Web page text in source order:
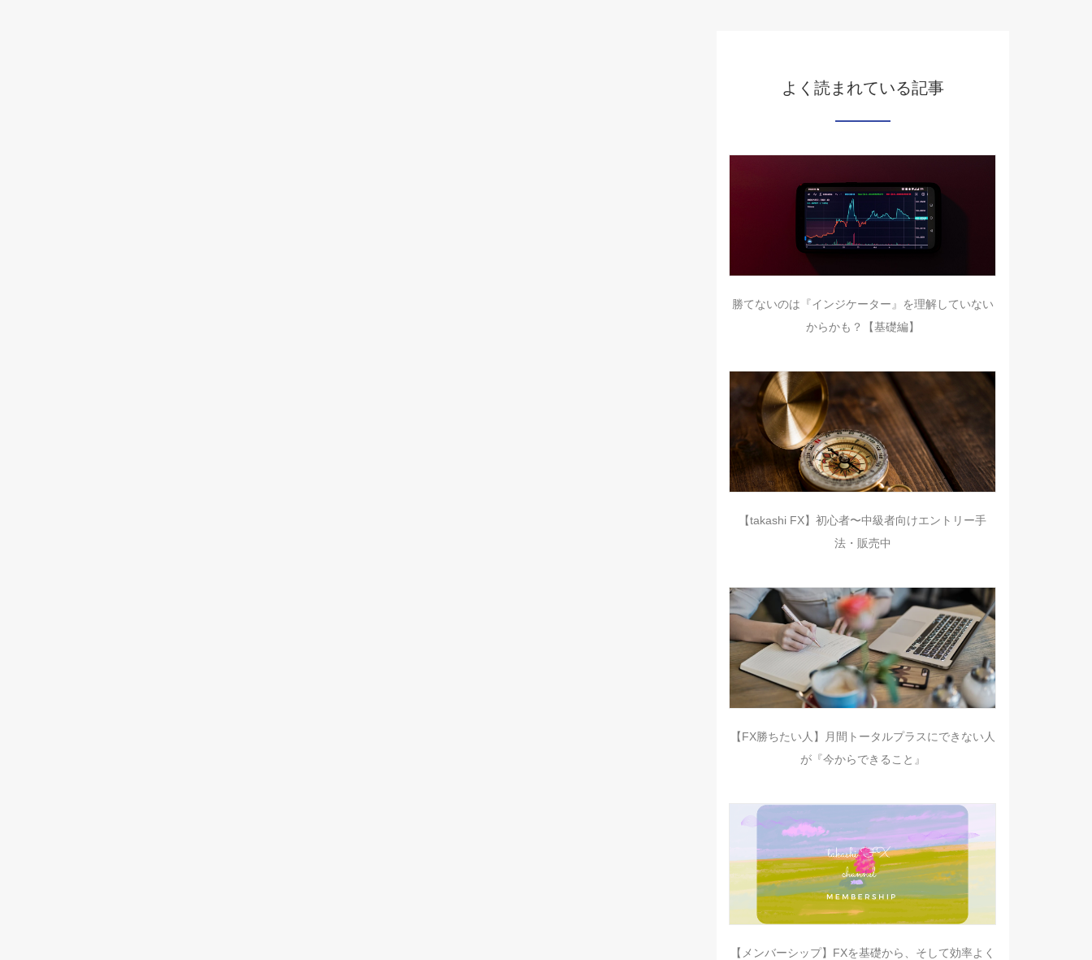
よく読まれている記事
勝てないのは『インジケーター』を理解していない
からかも？【基礎編】
【takashi FX】初心者〜中級者向けエントリー手
法・販売中
【FX勝ちたい人】月間トータルプラスにできない人
が『今からできること』
【メンバーシップ】FXを基礎から、そして効率よく